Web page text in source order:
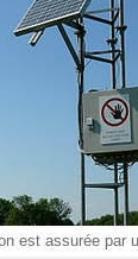
est assurée par